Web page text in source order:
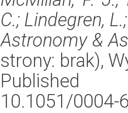
C.; Lindegren,
Astronomy &
strony: brak),
Published
10.1051/